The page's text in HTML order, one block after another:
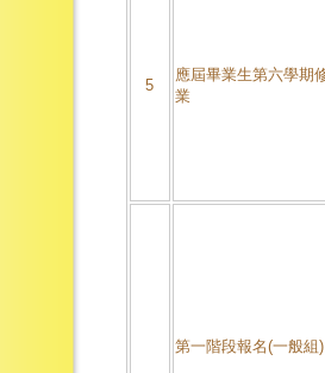
5
應屆畢業生第六學期
業
第一階段報名(一般組)